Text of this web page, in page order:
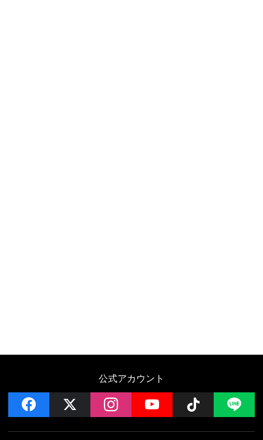
公式アカウント
facebook instagramYouTube Follow